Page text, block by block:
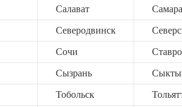
Салават Самара
Северодвинск
Сочи
Сызрань
Тобольск